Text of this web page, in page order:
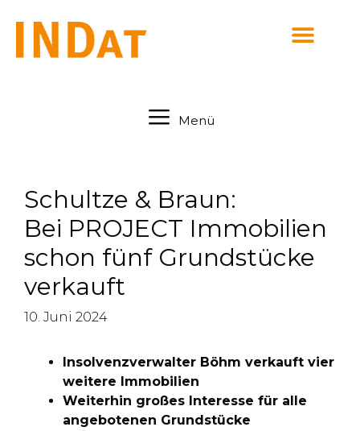
springen
Menü
Schultze & Braun:
Bei PROJECT Immobilien
schon fünf Grundstücke
verkauft
10. Juni 2024
Insolvenzverwalter Böhm verkauft vier
weitere Immobilien
Weiterhin großes Interesse für alle
angebotenen Grundstücke